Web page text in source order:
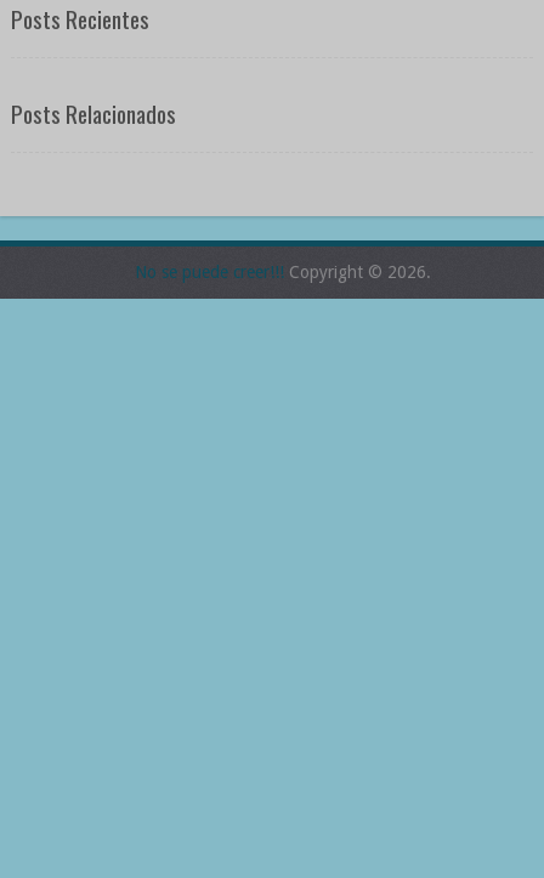
Posts Recientes
Posts Relacionados
No se puede creer!!!Copyright © 2026.